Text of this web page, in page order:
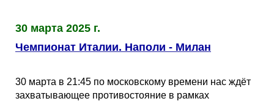
30 марта 2025 г.
Чемпионат Италии. Наполи - Милан
30 марта в 21:45 по московскому времени нас ждёт
захватывающее противостояние в рамках